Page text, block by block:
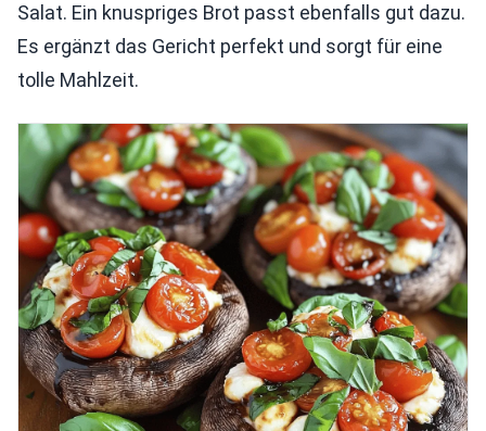
Salat. Ein knuspriges Brot passt ebenfalls gut dazu.
Es ergänzt das Gericht perfekt und sorgt für eine
tolle Mahlzeit.